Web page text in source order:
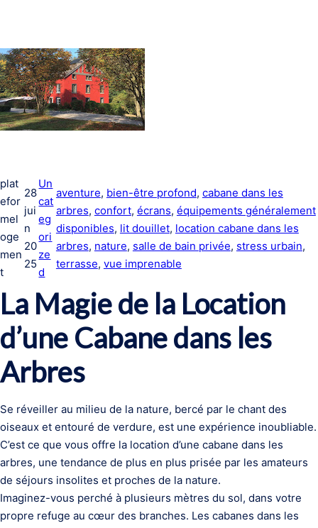
plat
efor
mel
oge
men
t
28
jui
n
20
25
Un
cat
eg
ori
ze
d
aventure, bien-être profond, cabane dans les
arbres, confort, écrans, équipements généralement
disponibles, lit douillet, location cabane dans les
arbres, nature, salle de bain privée, stress urbain
terrasse, vue imprenable
La Magie de la Location
d’une Cabane dans les
Arbres
Se réveiller au milieu de la nature, bercé par le chant des
oiseaux et entouré de verdure, est une expérience inoubliable.
C’est ce que vous offre la location d’une cabane dans les
arbres, une tendance de plus en plus prisée par les amateurs
de séjours insolites et proches de la nature.
Imaginez-vous perché à plusieurs mètres du sol, dans votre
propre refuge au cœur des branches. Les cabanes dans les